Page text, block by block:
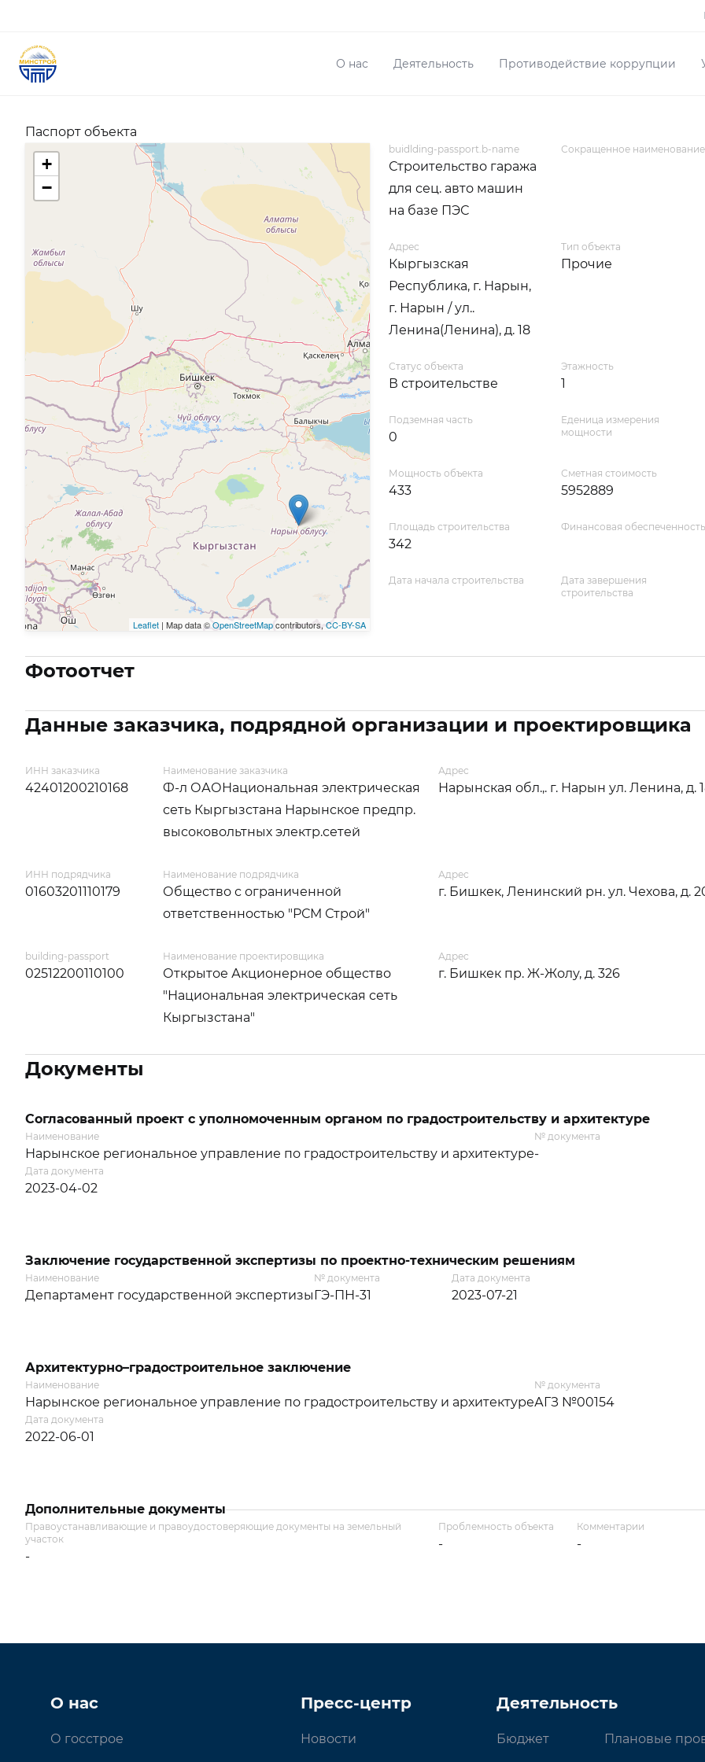
О нас Деятельность Противодействие коррупции
Паспорт объекта
+
−
Leaflet| Map data ©OpenStreetMapcontributors, CC-BY-SA
buidlding-passport.b-name
Строительство гаража
для сец. авто машин
на базе ПЭС
Сокращенное наименование
Адрес
Кыргызская
Республика, г. Нарын,
г. Нарын / ул..
Ленина(Ленина), д. 18
Тип объекта
Прочие
Статус объекта
В строительстве
Этажность
1
Подземная часть
0
Еденица измерения
мощности
Мощность объекта
433
Сметная стоимость
5952889
Площадь строительства
342
Финансовая обеспеченность
Дата начала строительства
Дата завершения
строительства
Фотоотчет
Данные заказчика, подрядной организации и проектировщика
ИНН заказчика
42401200210168
Наименование заказчика
Ф-л ОАОНациональная электрическая
сеть Кыргызстана Нарынское предпр.
высоковольтных электр.сетей
Адрес
Нарынская обл.,. г. Нарын ул. Ленина, д.
ИНН подрядчика
01603201110179
Наименование подрядчика
Общество с ограниченной
ответственностью "РСМ Строй"
Адрес
г. Бишкек, Ленинский рн. ул. Чехова, д.
building-passport
02512200110100
Наименование проектировщика
Открытое Акционерное общество
"Национальная электрическая сеть
Кыргызстана"
Адрес
г. Бишкек пр. Ж-Жолу, д. 326
Документы
Согласованный проект с уполномоченным органом по градостроительству и архитектуре
Наименование
Нарынское региональное управление по градостроительству и архитектуре
№ документа
-
Дата документа
2023-04-02
Заключение государственной экспертизы по проектно-техническим решениям
Наименование
Департамент государственной экспертизы
№ документа
ГЭ-ПН-31
Дата документа
2023-07-21
Архитектурно–градостроительное заключение
Наименование
Нарынское региональное управление по градостроительству и архитектуре
№ документа
АГЗ №00154
Дата документа
2022-06-01
Дополнительные документы
Правоустанавливающие и правоудостоверяющие документы на земельный
участок
-
Проблемность объекта
-
Комментарии
-
О нас
О госстрое
Пресс-центр
Новости
Деятельность
Бюджет Плановые